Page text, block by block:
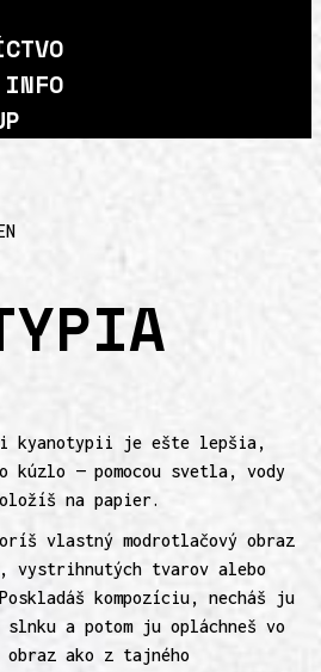
INFO
kyanotypii je ešte lepšia,
kúzlo — pomocou svetla, vody
na papier.
vlastný modrotlačový obraz
tvarov alebo
kompozíciu, necháš ju
a potom ju opláchneš vo
obraz ako z tajného